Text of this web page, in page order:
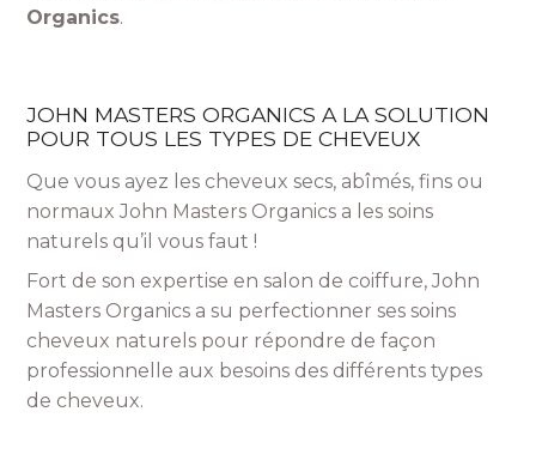
Organics.
JOHN MASTERS ORGANICS A LA SOLUTION
POUR TOUS LES TYPES DE CHEVEUX
Que vous ayez les cheveux secs, abîmés, fins ou
normaux John Masters Organics a les soins
naturels qu’il vous faut !
Fort de son expertise en salon de coiffure, John
Masters Organics a su perfectionner ses soins
cheveux naturels pour répondre de façon
professionnelle aux besoins des différents types
de cheveux.